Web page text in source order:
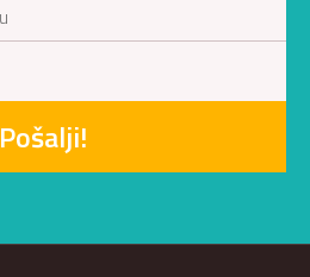
Pošalji!